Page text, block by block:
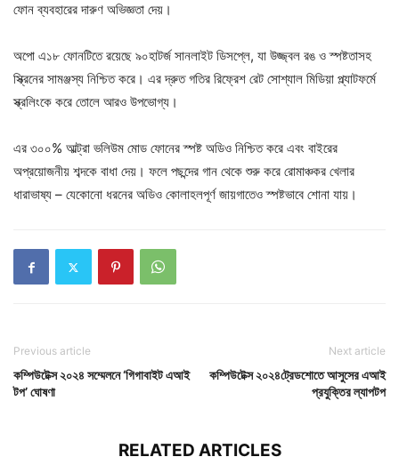
ফোন ব্যবহারের দারুণ অভিজ্ঞতা দেয়।
অপো এ১৮ ফোনটিতে রয়েছে ৯০হাটর্জ সানলাইট ডিসপ্লে, যা উজ্জ্বল রঙ ও স্পষ্টতাসহ
স্ক্রিনের সামঞ্জস্য নিশ্চিত করে। এর দ্রুত গতির রিফ্রেশ রেট সোশ্যাল মিডিয়া প্ল্যাটফর্মে
স্ক্রলিংকে করে তোলে আরও উপভোগ্য।
এর ৩০০% আল্ট্রা ভলিউম মোড ফোনের স্পষ্ট অডিও নিশ্চিত করে এবং বাইরের
অপ্রয়োজনীয় শব্দকে বাধা দেয়। ফলে পছন্দের গান থেকে শুরু করে রোমাঞ্চকর খেলার
ধারাভাষ্য – যেকোনো ধরনের অডিও কোলাহলপূর্ণ জায়গাতেও স্পষ্টভাবে শোনা যায়।
Previous article
কম্পিউটেক্স ২০২৪ সম্মেলনে ‘গিগাবাইট এআই
টপ’ ঘোষণা
Next article
কম্পিউটেক্স ২০২৪ট্রেডশোতে আসুসের এআই
প্রযুক্তির ল্যাপটপ
RELATED ARTICLES